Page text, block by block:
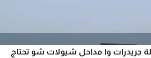
جريدرات وا مداحل شيولات شو تحتاج